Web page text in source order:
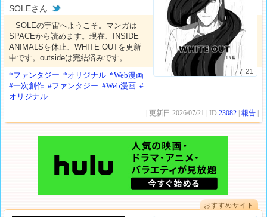
7.21
SOLEさん
SOLEの宇宙へようこそ。マンガは
SPACEから読めます。現在、INSIDE
ANIMALSを休止、WHITE OUTを更新
中です。outsideは完結済みです。
*ファンタジー *オリジナル *Web漫画
#一次創作 #ファンタジー #Web漫画 #
オリジナル
| 更新日:2026/07/21 | ID:23082 |報告
おすすめサイト